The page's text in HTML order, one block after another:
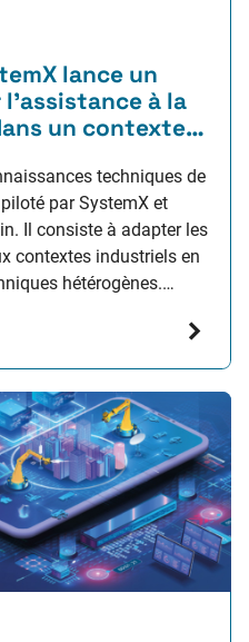
lance un
à la
un contexte
techniques de
par SystemX et
Il consiste à adapter les
contextes industriels en
hétérogènes.
dans leurs prises de